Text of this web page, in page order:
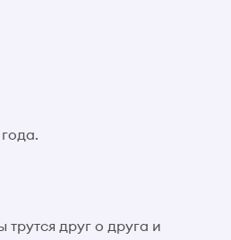
друг о друга и